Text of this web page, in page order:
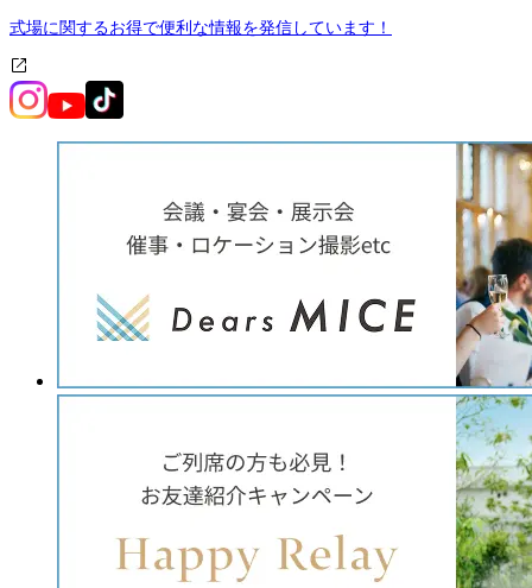
式場に関するお得で便利な情報を発信しています！